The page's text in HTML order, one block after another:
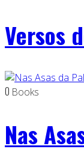
Versos
0 Books
Nas